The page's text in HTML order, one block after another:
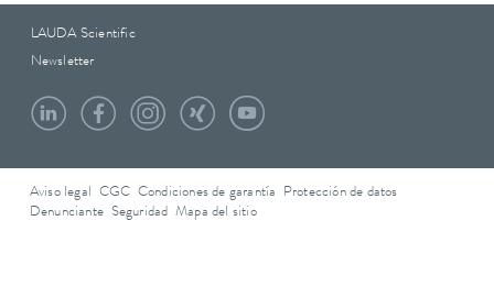
LAUDA Scientific
Newsletter
Aviso legal CGC Condiciones de garantía
Protección de datos
Denunciante Seguridad Mapa del sitio